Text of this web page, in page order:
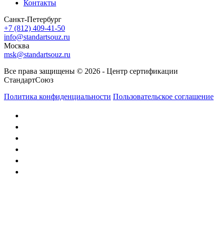
Контакты
Санкт-Петербург
+7 (812) 409-41-50
info@standartsouz.ru
Москва
msk@standartsouz.ru
Все права защищены © 2026 - Центр сертификации
СтандартСоюз
Политика конфиденциальности Пользовательское соглашение